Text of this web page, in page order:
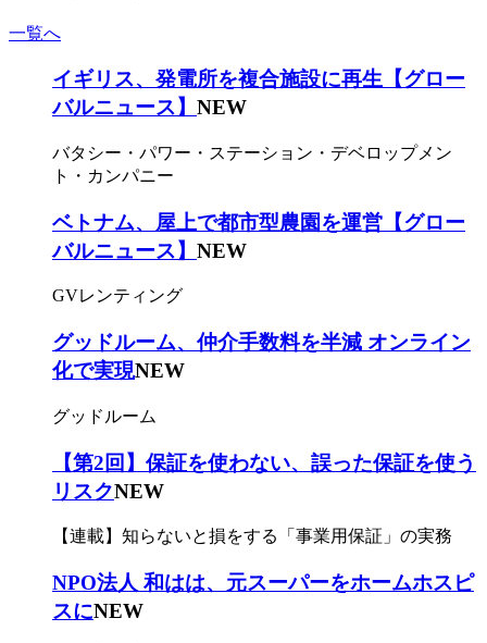
一覧へ
イギリス、発電所を複合施設に再生【グロー
バルニュース】 NEW
バタシー・パワー・ステーション・デベロップメン
ト・カンパニー
ベトナム、屋上で都市型農園を運営【グロー
バルニュース】 NEW
GVレンティング
グッドルーム、仲介手数料を半減 オンライン
化で実現NEW
グッドルーム
【第2回】保証を使わない、誤った保証を使う
リスクNEW
【連載】知らないと損をする「事業用保証」の実務
NPO法人 和はは、元スーパーをホームホスピ
スにNEW